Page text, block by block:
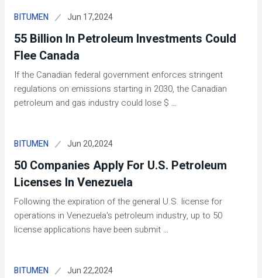
BITUMEN Jun 17,2024
55 Billion In Petroleum Investments Could
Flee Canada
If the Canadian federal government enforces stringent
regulations on emissions starting in 2030, the Canadian
petroleum and gas industry could lose $ ...
BITUMEN Jun 20,2024
50 Companies Apply For U.S. Petroleum
Licenses In Venezuela
Following the expiration of the general U.S. license for
operations in Venezuela's petroleum industry, up to 50
license applications have been submit...
BITUMEN Jun 22,2024